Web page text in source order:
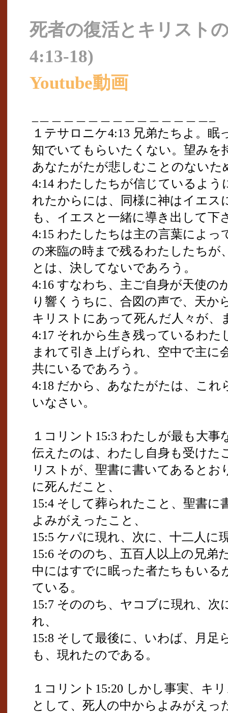
死者の復活とキリスト
4:13-18)
Youtube動画
１テサロニケ4:13 兄弟たちよ。
知でいてもらいたくない。望みを
あなたがたが悲しむことのないた
4:14 わたしたちが信じているよ
れたからには、同様に神はイエス
も、イエスと一緒に導き出して下
4:15 わたしたちは主の言葉によ
の来臨の時まで残るわたしたちが
とは、決してないであろう。
4:16 すなわち、主ご自身が天使の
り響くうちに、合図の声で、天か
キリストにあって死んだ人々が、
4:17 それから生き残っているわ
まれて引き上げられ、空中で主に
共にいるであろう。
4:18 だから、あなたがたは、こ
いなさい。
１コリント15:3 わたしが最も大
伝えたのは、わたし自身も受けた
リストが、聖書に書いてあると
に死んだこと、
15:4 そして葬られたこと、聖書
よみがえったこと、
15:5 ケパに現れ、次に、十二人に
15:6 そののち、五百人以上の兄弟
中にはすでに眠った者たちもいる
ている。
15:7 そののち、ヤコブに現れ、
れ、
15:8 そして最後に、いわば、月
も、現れたのである。
１コリント15:20 しかし事実、キ
として、死人の中からよみがえっ